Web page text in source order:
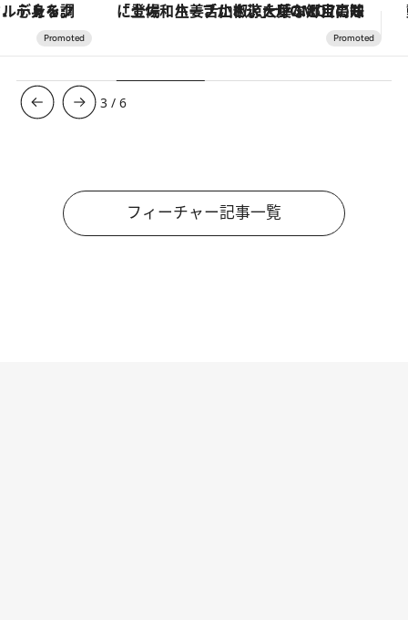
「土佐和ハーブかき氷」がOMO7高知に登場！生姜、山椒、大葉など目にも舌にも涼を呼ぶ郷土の味
3 /6
フィーチャー記事一覧